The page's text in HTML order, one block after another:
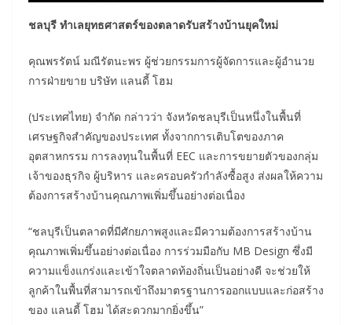
ชลบุรี ทำเลยุทธศาสตร์ของตลาดรับสร้างบ้านยุคใหม่
คุณพรรัตน์ มณีรัตนะพร ผู้ช่วยกรรมการผู้จัดการและผู้อำนวย
การฝ่ายขาย บริษัท แลนดี้ โฮม
(ประเทศไทย) จำกัด กล่าวว่า จังหวัดชลบุรีเป็นหนึ่งในพื้นที่
เศรษฐกิจสำคัญของประเทศ ทั้งจากการเติบโตของภาค
อุตสาหกรรม การลงทุนในพื้นที่ EEC และการขยายตัวของกลุ่ม
เจ้าของธุรกิจ ผู้บริหาร และครอบครัวกำลังซื้อสูง ส่งผลให้ความ
ต้องการสร้างบ้านคุณภาพเพิ่มขึ้นอย่างต่อเนื่อง
“ชลบุรีเป็นตลาดที่มีศักยภาพสูงและมีความต้องการสร้างบ้าน
คุณภาพเพิ่มขึ้นอย่างต่อเนื่อง การร่วมมือกับ MB Design ซึ่งมี
ความแข็งแกร่งและเข้าใจตลาดท้องถิ่นเป็นอย่างดี จะช่วยให้
ลูกค้าในพื้นที่สามารถเข้าถึงมาตรฐานการออกแบบและก่อสร้าง
ของ แลนดี้ โฮม ได้สะดวกมากยิ่งขึ้น”